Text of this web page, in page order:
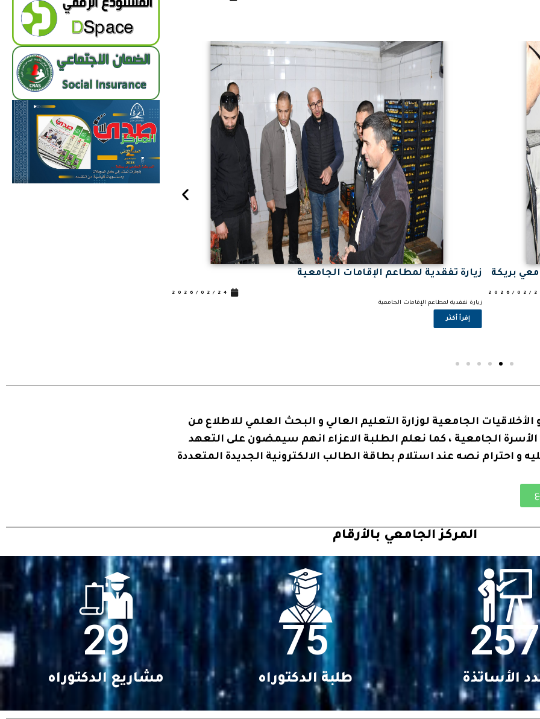
2026/02/
احتفال بذكرى يوم الشهيد (18 فيفري)
2026/02/19
احتفال بذكرى يوم الشهيد (18 فيفري)
إقرأ أكثر
الأخلاقيات الجامعية لوزارة التعليم العالي و البحث العلمي للاطلاع من
الجامعية ، كما نعلم الطلبة الاعزاء انهم سيمضون على التعهد
و احترام نصه عند استلام بطاقة الطالب الالكترونية الجديدة المتعددة
المركز الجامعي بالأرقام
257
الأساتذة
75
طلبة الدكتوراه
29
مشاريع الدكتوراه